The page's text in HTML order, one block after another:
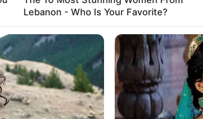
Ζητάμε ταπεινά την υποστήριξη σας. Η γενναιοδωρία
το φως στις αλήθειες που έχουν σημασία.
και βοήθησέ μας να συνεχίσουμε! Κάντε μια δωρεά
Εναλλακτικά υπάρχει λογαριασμός στην Εθνική με
Lebanon - Who Is Your Favorite?